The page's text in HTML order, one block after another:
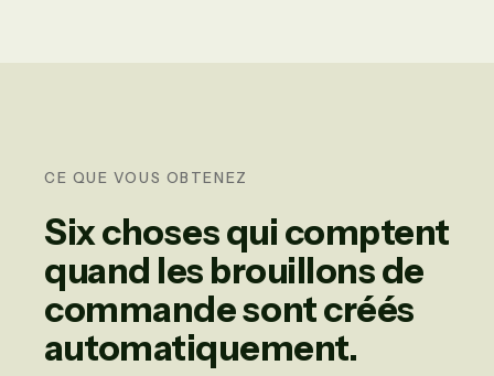
CE QUE VOUS OBTENEZ
Six choses qui comptent
quand les brouillons de
commande sont créés
automatiquement.